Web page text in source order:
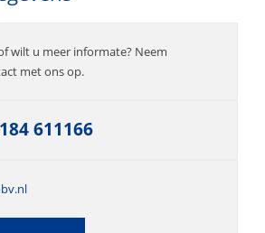
wilt u meer informate? Neem
met ons op.
611166